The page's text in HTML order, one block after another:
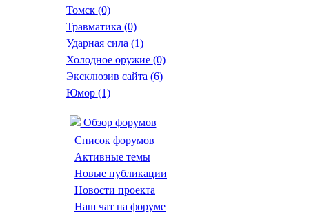
Томск (0)
Травматика (0)
Ударная сила (1)
Холодное оружие (0)
Эксклюзив сайта (6)
Юмор (1)
Обзор форумов
Список форумов
Активные темы
Новые публикации
Новости проекта
Наш чат на форуме